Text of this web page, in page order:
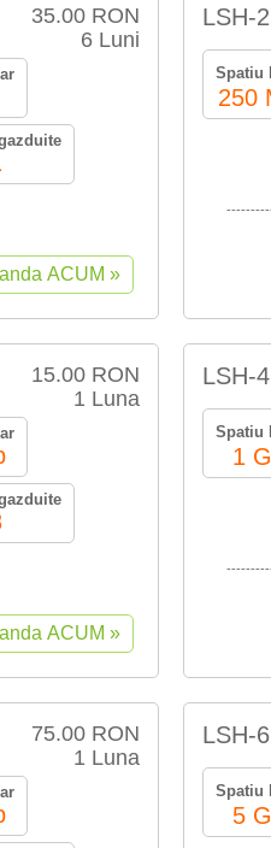
35.00 RON
6 Luni
LSH-
Spatiu
250
15.00 RON
1 Luna
LSH-
Spatiu
1
75.00 RON
1 Luna
LSH-
Spatiu
5